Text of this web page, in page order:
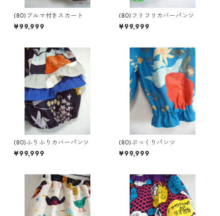
(80)ブルマ付きスカート
¥99,999
(80)フリフリカバーパンツ
¥99,999
(80)ふりふりカバーパンツ
¥99,999
(80)ぷっくりパンツ
¥99,999